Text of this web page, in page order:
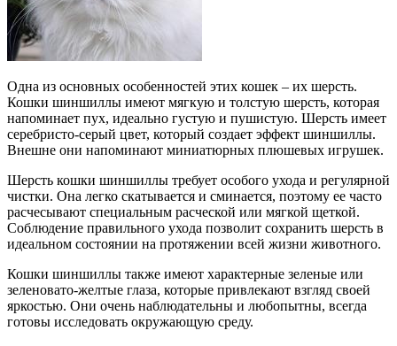
Одна из основных особенностей этих кошек – их шерсть.
Кошки шиншиллы имеют мягкую и толстую шерсть, которая
напоминает пух, идеально густую и пушистую. Шерсть имеет
серебристо-серый цвет, который создает эффект шиншиллы.
Внешне они напоминают миниатюрных плюшевых игрушек.
Шерсть кошки шиншиллы требует особого ухода и регулярной
чистки. Она легко скатывается и сминается, поэтому ее часто
расчесывают специальным расческой или мягкой щеткой.
Соблюдение правильного ухода позволит сохранить шерсть в
идеальном состоянии на протяжении всей жизни животного.
Кошки шиншиллы также имеют характерные зеленые или
зеленовато-желтые глаза, которые привлекают взгляд своей
яркостью. Они очень наблюдательны и любопытны, всегда
готовы исследовать окружающую среду.